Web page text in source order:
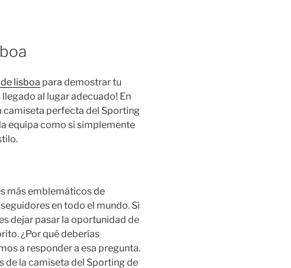
lisboa para demostrar tu
al lugar adecuado! En
camiseta perfecta del Sporting
equipa como si simplemente
más emblemáticos de
en todo el mundo. Si
dejar pasar la oportunidad de
¿Por qué deberías
a responder a esa pregunta.
de la camiseta del Sporting de